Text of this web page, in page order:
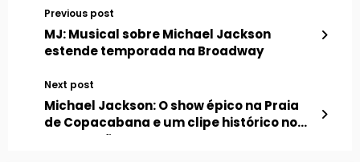
Previous post
MJ: Musical sobre Michael Jackson
estende temporada na Broadway
Next post
Michael Jackson: O show épico na Praia
de Copacabana e um clipe histórico no
Maracanã